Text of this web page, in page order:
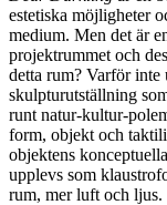
estetiska möjligheter
medium. Men det är
projektrummet och
detta rum? Varför inte
skulpturutställning
runt natur-kultur-
form, objekt och
objektens
upplevs som
rum, mer luft och ljus.